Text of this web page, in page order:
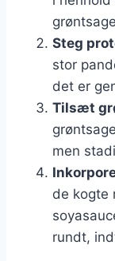
Steg
stor
det er
Tilsæt
men
de kogte
rundt,